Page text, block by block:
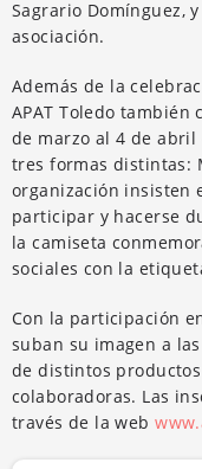
Sagrario Domínguez,
asociación.
Además de la
APAT Toledo
de marzo al 4 de
tres formas distintas:
organización insisten
participar y hacerse
la camiseta
sociales con la
Con la participación
suban su imagen a
de distintos
colaboradoras. Las
través de la web